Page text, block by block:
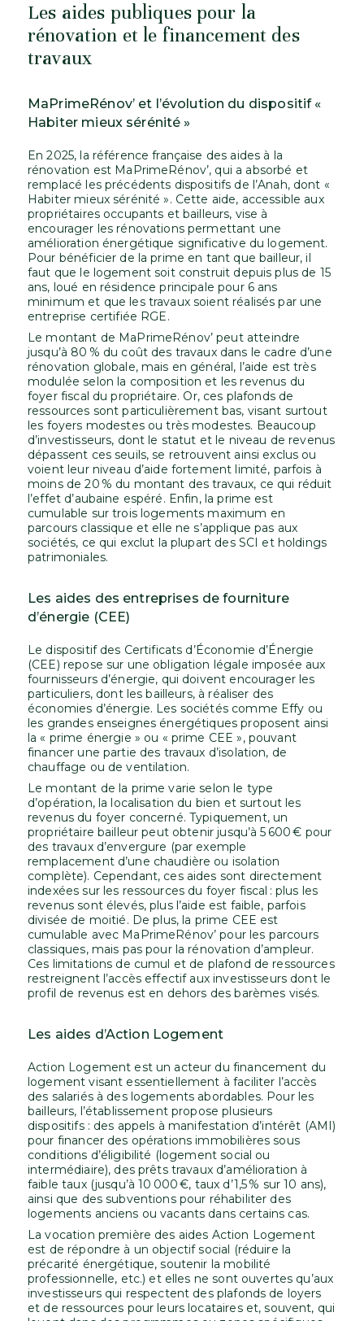
Les aides publiques pour la
rénovation et le financement des
travaux
MaPrimeRénov’ et l’évolution du dispositif «
Habiter mieux sérénité »
En 2025, la référence française des aides à la
rénovation est MaPrimeRénov’, qui a absorbé et
remplacé les précédents dispositifs de l’Anah, dont «
Habiter mieux sérénité ». Cette aide, accessible aux
propriétaires occupants et bailleurs, vise à
encourager les rénovations permettant une
amélioration énergétique significative du logement.
Pour bénéficier de la prime en tant que bailleur, il
faut que le logement soit construit depuis plus de 15
ans, loué en résidence principale pour 6 ans
minimum et que les travaux soient réalisés par une
entreprise certifiée RGE.
Le montant de MaPrimeRénov’ peut atteindre
jusqu’à 80 % du coût des travaux dans le cadre d’une
rénovation globale, mais en général, l’aide est très
modulée selon la composition et les revenus du
foyer fiscal du propriétaire. Or, ces plafonds de
ressources sont particulièrement bas, visant surtout
les foyers modestes ou très modestes. Beaucoup
d’investisseurs, dont le statut et le niveau de revenus
dépassent ces seuils, se retrouvent ainsi exclus ou
voient leur niveau d’aide fortement limité, parfois à
moins de 20 % du montant des travaux, ce qui réduit
l’effet d’aubaine espéré. Enfin, la prime est
cumulable sur trois logements maximum en
parcours classique et elle ne s’applique pas aux
sociétés, ce qui exclut la plupart des SCI et holdings
patrimoniales.
Les aides des entreprises de fourniture
d’énergie (CEE)
Le dispositif des Certificats d’Économie d’Énergie
(CEE) repose sur une obligation légale imposée aux
fournisseurs d’énergie, qui doivent encourager les
particuliers, dont les bailleurs, à réaliser des
économies d’énergie. Les sociétés comme Effy ou
les grandes enseignes énergétiques proposent ainsi
la « prime énergie » ou « prime CEE », pouvant
financer une partie des travaux d’isolation, de
chauffage ou de ventilation.
Le montant de la prime varie selon le type
d’opération, la localisation du bien et surtout les
revenus du foyer concerné. Typiquement, un
propriétaire bailleur peut obtenir jusqu’à 5 600 € pour
des travaux d’envergure (par exemple
remplacement d’une chaudière ou isolation
complète). Cependant, ces aides sont directement
indexées sur les ressources du foyer fiscal : plus les
revenus sont élevés, plus l’aide est faible, parfois
divisée de moitié. De plus, la prime CEE est
cumulable avec MaPrimeRénov’ pour les parcours
classiques, mais pas pour la rénovation d’ampleur.
Ces limitations de cumul et de plafond de ressources
restreignent l’accès effectif aux investisseurs dont le
profil de revenus est en dehors des barèmes visés.
Les aides d’Action Logement
Action Logement est un acteur du financement du
logement visant essentiellement à faciliter l’accès
des salariés à des logements abordables. Pour les
bailleurs, l’établissement propose plusieurs
dispositifs : des appels à manifestation d’intérêt (AMI)
pour financer des opérations immobilières sous
conditions d’éligibilité (logement social ou
intermédiaire), des prêts travaux d’amélioration à
faible taux (jusqu’à 10 000 €, taux d’1,5 % sur 10 ans),
ainsi que des subventions pour réhabiliter des
logements anciens ou vacants dans certains cas.
La vocation première des aides Action Logement
est de répondre à un objectif social (réduire la
précarité énergétique, soutenir la mobilité
professionnelle, etc.) et elles ne sont ouvertes qu’aux
investisseurs qui respectent des plafonds de loyers
et de ressources pour leurs locataires et, souvent, qui